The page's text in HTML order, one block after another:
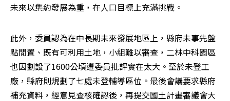
未來以集約發展為重，在人口目標上充滿挑戰。
此外，委員認為在中長期未來發展地區上，縣府未事先盤
點閒置、既有可利用土地，小組難以審查，二林中科園區
也因劃設了1600公頃遭委員批評實在太大。至於未登工
廠，縣府則規劃了七處未登輔導區位。最後會議要求縣府
補充資料，經意見查核確認後，再提交國土計畫審議會大